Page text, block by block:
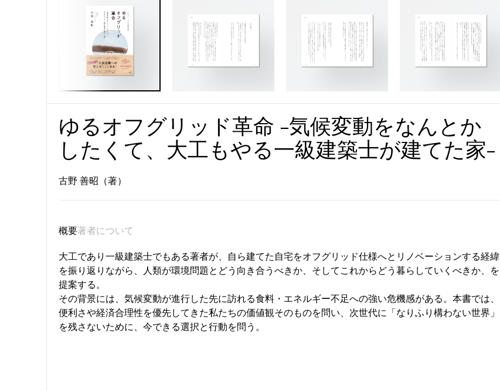
ゆるオフグリッド革命 -気候変動をなんとか
したくて、大工もやる一級建築士が建てた家-
古野 善昭（著）
概要著者について
大工であり一級建築士でもある著者が、自ら建てた自宅をオフグリッド仕様へとリノベーションする経緯
を振り返りながら、人類が環境問題とどう向き合うべきか、そしてこれからどう暮らしていくべきか、を
提案する。
その背景には、気候変動が進行した先に訪れる食料・エネルギー不足への強い危機感がある。本書では、
便利さや経済合理性を優先してきた私たちの価値観そのものを問い、次世代に「なりふり構わない世界」
を残さないために、今できる選択と行動を問う。